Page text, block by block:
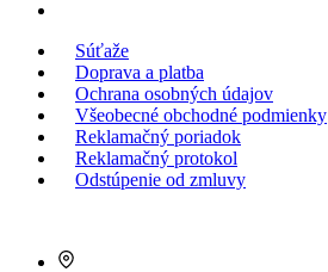
Súťaže
Doprava a platba
Ochrana osobných údajov
Všeobecné obchodné podmienky
Reklamačný poriadok
Reklamačný protokol
Odstúpenie od zmluvy